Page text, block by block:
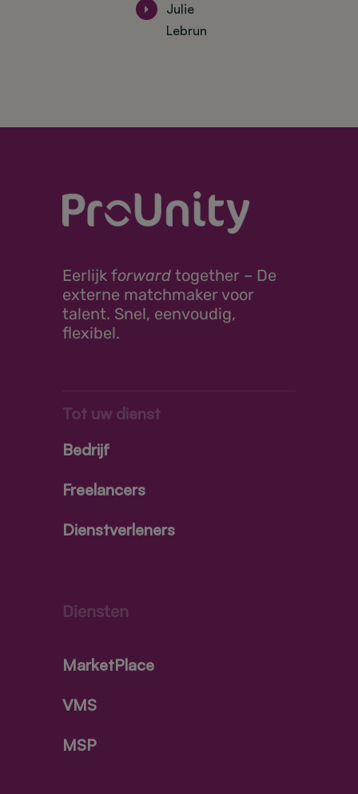
Julie
Lebrun
Eerlijk forward together – De
externe matchmaker voor
talent. Snel, eenvoudig,
flexibel.
Tot uw dienst
Bedrijf
Freelancers
Dienstverleners
Diensten
MarketPlace
VMS
MSP